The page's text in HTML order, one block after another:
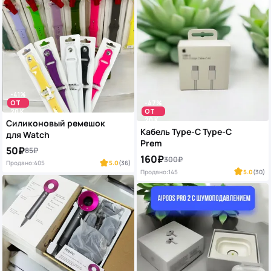
-41%
ОТ
20 K
Силиконовый ремешок
для Watch
50₽85₽
5.0(36)
Продано:405
ОТ
Кабель Type-C Type-C
Prem
160₽300₽
5.0(30)
Продано:145